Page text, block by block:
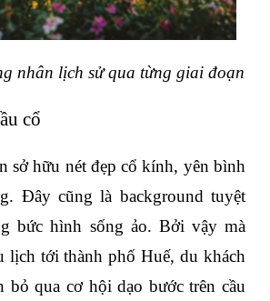
nhân lịch sử qua từng giai đoạn
cổ
sở hữu nét đẹp cổ kính, yên bình
Đây cũng là background tuyệt
bức hình sống ảo. Bởi vậy mà
lịch tới thành phố Huế, du khách
bỏ qua cơ hội dạo bước trên cầu